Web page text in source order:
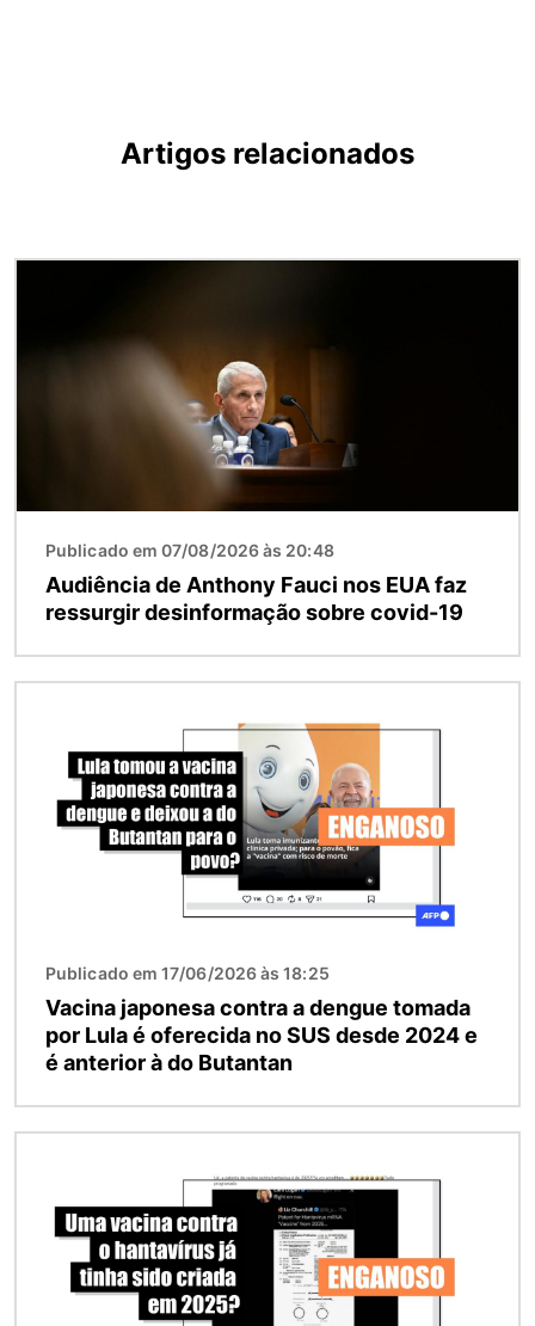
Artigos relacionados
Publicado em 07/08/2026 às 20:48
Audiência de Anthony Fauci nos EUA faz
ressurgir desinformação sobre covid-19
Publicado em 17/06/2026 às 18:25
Vacina japonesa contra a dengue tomada
por Lula é oferecida no SUS desde 2024 e
é anterior à do Butantan